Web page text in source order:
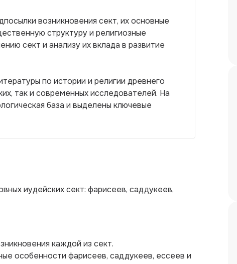
возникновения сект, их основные
структуру и религиозные
сект и анализу их вклада в развитие
по истории и религии древнего
так и современных исследователей. На
база и выделены ключевые
иудейских сект: фарисеев, саддукеев,
каждой из сект.
особенности фарисеев, саддукеев, ессеев и